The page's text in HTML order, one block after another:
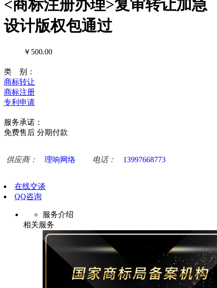
<商标注册办理>复审转让加急
设计版权包通过
￥500.00
类 别：
商标转让
商标注册
专利申请
服务承诺：
免费售后 分期付款
供应商： 理响网络 电话： 13997668773
在线交谈
QQ咨询
服务介绍
相关服务